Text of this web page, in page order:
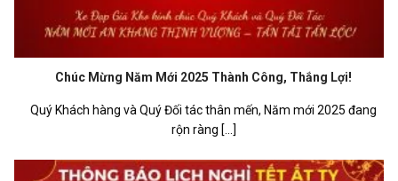
Chúc Mừng Năm Mới 2025 Thành Công, Thắng Lợi!
Quý Khách hàng và Quý Đối tác thân mến, Năm mới 2025 đang
rộn ràng [...]